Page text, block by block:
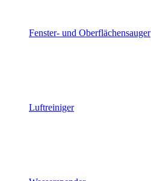
Fenster- und Oberflächensauger
Luftreiniger